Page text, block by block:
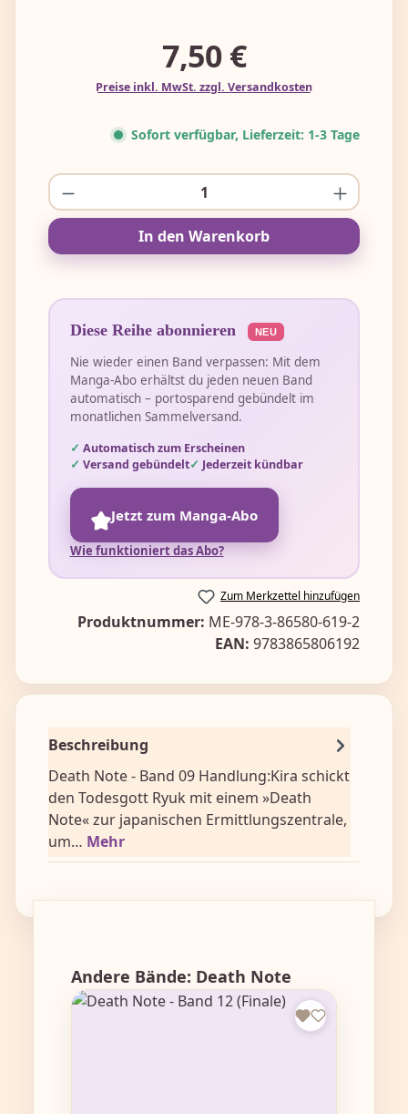
7,50 €
Preise inkl. MwSt. zzgl. Versandkosten
Sofort verfügbar, Lieferzeit: 1-3 Tage
Produkt Anzahl: Gib den
In den Warenkorb
Diese Reihe abonnieren NEU
Nie wieder einen Band verpassen: Mit dem
Manga-Abo erhältst du jeden neuen Band
automatisch – portosparend gebündelt im
monatlichen Sammelversand.
Automatisch zum Erscheinen
Versand gebündelt
Jederzeit kündbar
Jetzt zum Manga-Abo
Wie funktioniert das Abo?
Zum Merkzettel hinzufügen
Produktnummer: ME-978-3-86580-619-2
EAN: 9783865806192
Beschreibung
Death Note - Band 09 Handlung:Kira schickt
den Todesgott Ryuk mit einem »Death
Note« zur japanischen Ermittlungszentrale,
um… Mehr
Produktgalerie überspringen
Andere Bände: Death Note